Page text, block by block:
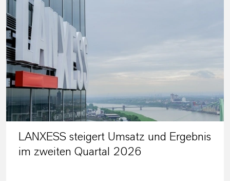
LANXESS steigert Umsatz und Ergebnis
im zweiten Quartal 2026